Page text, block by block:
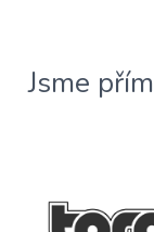
Jsme